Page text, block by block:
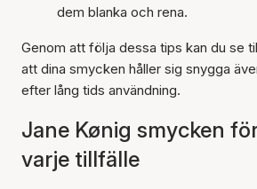
dem blanka och rena.
Genom att följa dessa tips kan du se
att dina smycken håller sig snygga
efter lång tids användning.
Jane Kønig smycken
varje tillfälle